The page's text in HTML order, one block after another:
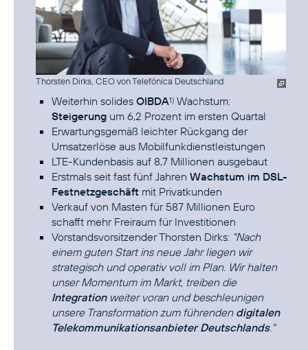
Thorsten Dirks, CEO von Telefónica Deutschland
Weiterhin solides OIBDA1) Wachstum:
Steigerung um 6,2 Prozent im ersten Quartal
Erwartungsgemäß leichter Rückgang der
Umsatzerlöse aus Mobilfunkdienstleistungen
LTE-Kundenbasis auf 8,7 Millionen ausgebaut
Erstmals seit fast fünf Jahren Wachstum im DSL-
Festnetzgeschäft mit Privatkunden
Verkauf von Masten für 587 Millionen Euro
schafft mehr Freiraum für Investitionen
Vorstandsvorsitzender Thorsten Dirks: "Nach
einem guten Start ins neue Jahr liegen wir
strategisch und operativ voll im Plan. Wir halten
unser Momentum im Markt, treiben die
Integrationweiter voran und beschleunigen
unsere Transformation zum führenden digitalen
Telekommunikationsanbieter Deutschlands."